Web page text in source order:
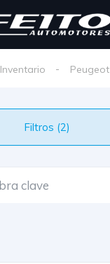
Inventario Peugeot
Filtros (2)